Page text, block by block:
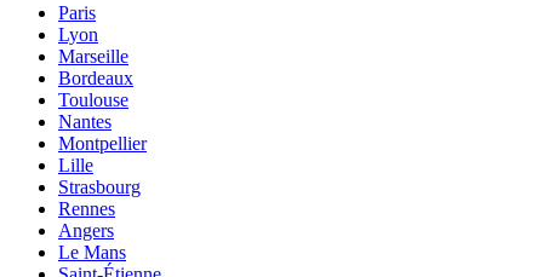
Paris
Lyon
Marseille
Bordeaux
Toulouse
Nantes
Montpellier
Lille
Strasbourg
Rennes
Angers
Le Mans